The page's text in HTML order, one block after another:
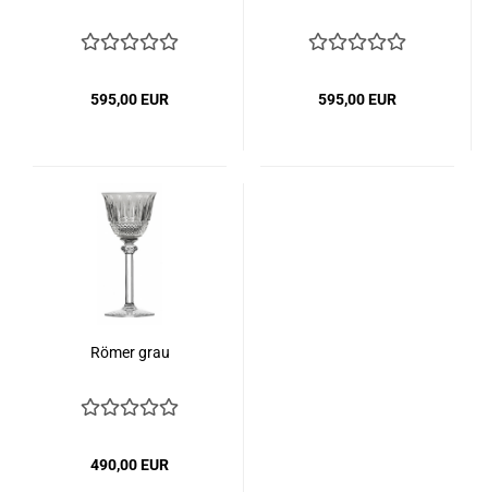
595,00 EUR 595,00 EUR
Römer grau
490,00 EUR